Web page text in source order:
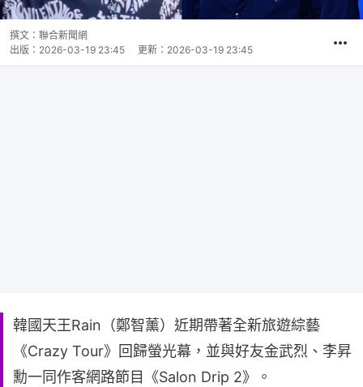
撰文： 聯合新聞網
出版： 2026-03-19 23:45 更新： 2026-03-19 23:45
韓國天王Rain（鄭智薰）近期帶著全新旅遊綜藝
《Crazy Tour》回歸螢光幕，並與好友金武烈、李昇
勳一同作客網路節目《Salon Drip 2》。